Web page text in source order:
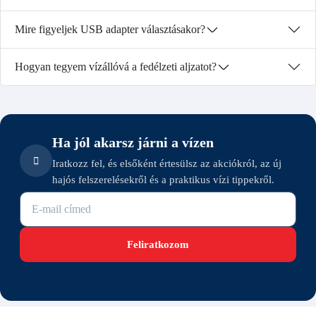
Mire figyeljek USB adapter választásakor?
Hogyan tegyem vízállóvá a fedélzeti aljzatot?
Ha jól akarsz járni a vízen
Iratkozz fel, és elsőként értesülsz az akciókról, az új
hajós felszerelésekről és a praktikus vízi tippekről.
E-mail cím
Feliratkozom